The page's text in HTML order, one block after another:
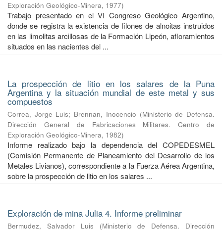
Exploración Geológico-Minera, 1977)
Trabajo presentado en el VI Congreso Geológico Argentino,
donde se registra la existencia de filones de alnoitas instruidos
en las limolitas arcillosas de la Formación Lipeón, afloramientos
situados en las nacientes del ...
La prospección de litio en los salares de la Puna
Argentina y la situación mundial de este metal y sus
compuestos
Correa, Jorge Luis; Brennan, Inocencio (Ministerio de Defensa.
Dirección General de Fabricaciones Militares. Centro de
Exploración Geológico-Minera, 1982)
Informe realizado bajo la dependencia del COPEDESMEL
(Comisión Permanente de Planeamiento del Desarrollo de los
Metales Livianos), correspondiente a la Fuerza Aérea Argentina,
sobre la prospección de litio en los salares ...
Exploración de mina Julia 4. Informe preliminar
Bermudez, Salvador Luis (Ministerio de Defensa. Dirección